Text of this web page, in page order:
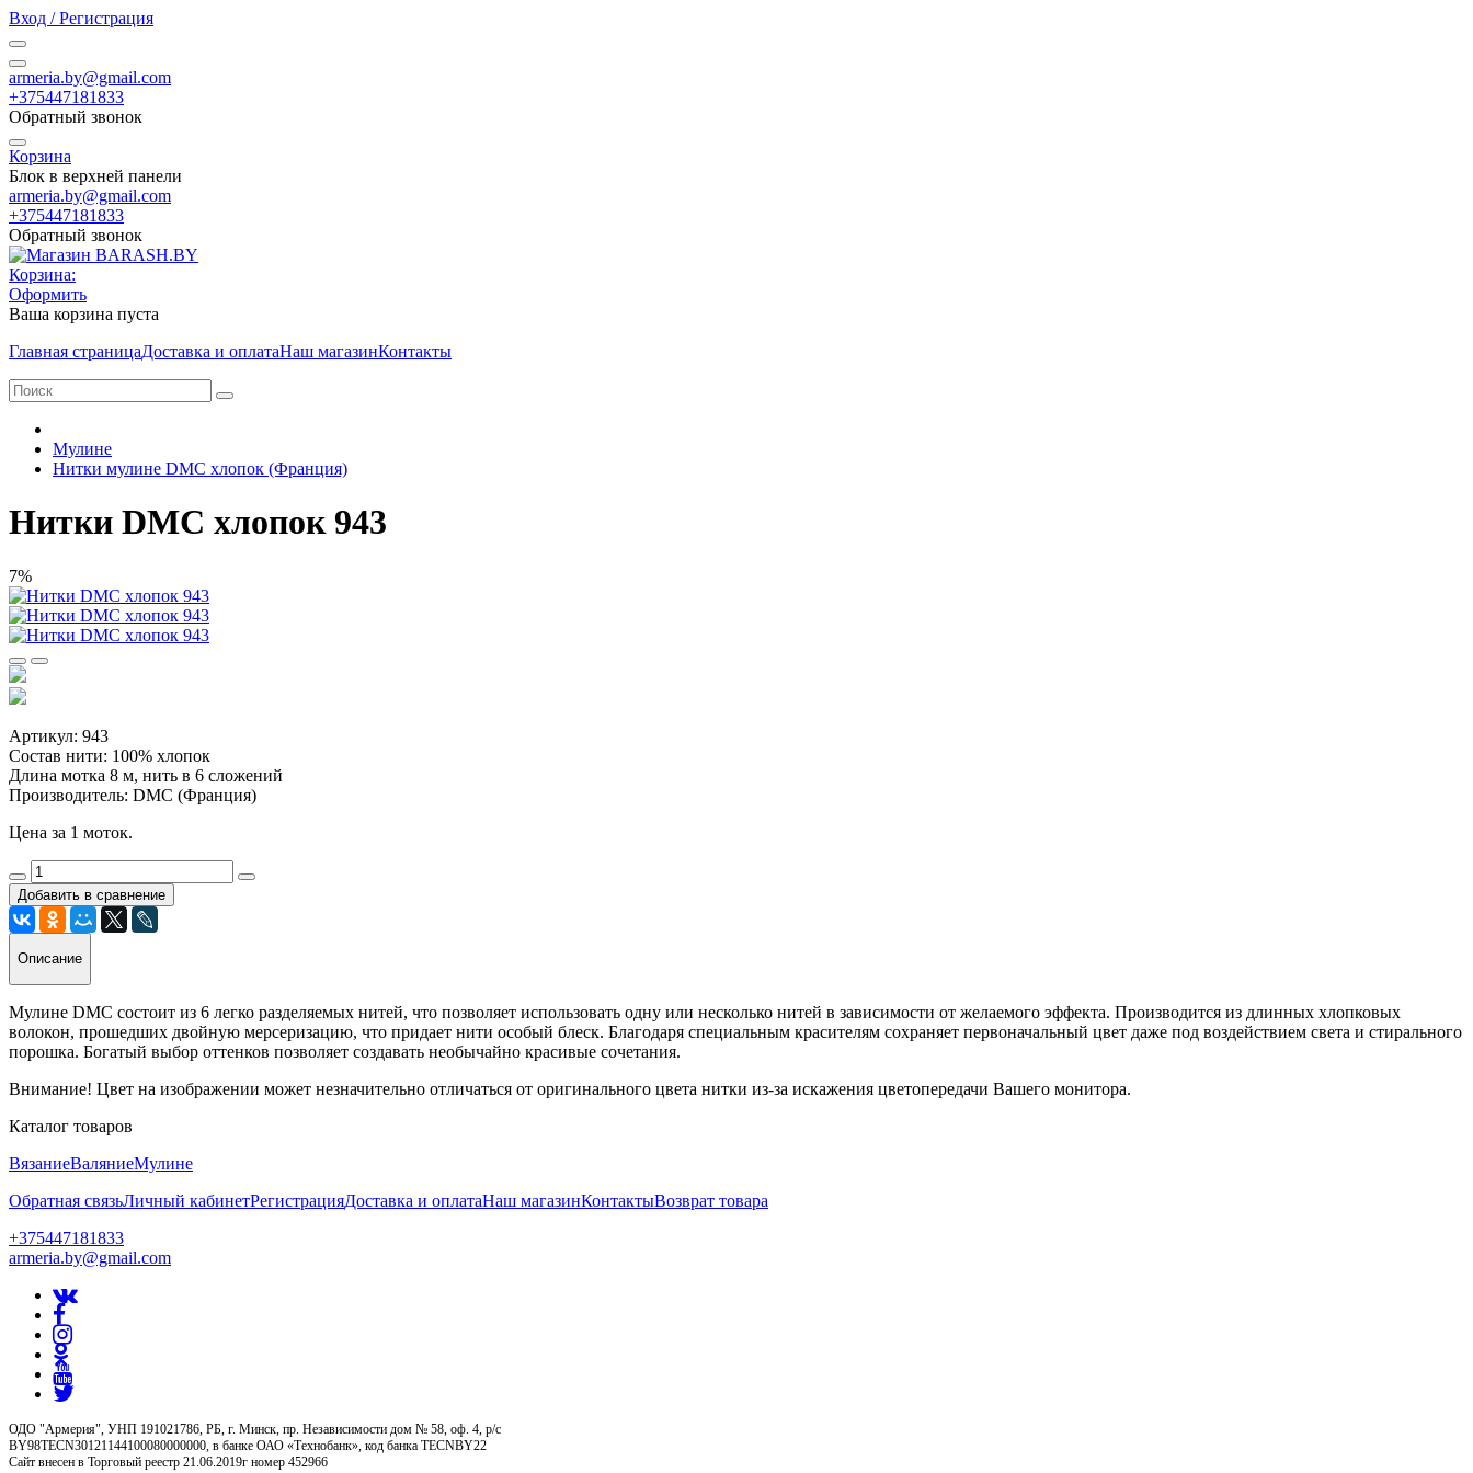
Вход / Регистрация
armeria.by@gmail.com
+375447181833
Обратный звонок
Корзина
Блок в верхней панели
armeria.by@gmail.com
+375447181833
Обратный звонок
Корзина:
Оформить
Ваша корзина пуста
Главная страницаДоставка и оплатаНаш магазинКонтакты
Мулине
Нитки мулине DMC хлопок (Франция)
Нитки DMC хлопок 943
7%
Артикул: 943
Состав нити: 100% хлопок
Длина мотка 8 м, нить в 6 сложений
Производитель: DMC (Франция)
Цена за 1 моток.
Добавить в сравнение
Описание
Мулине DMC состоит из 6 легко разделяемых нитей, что позволяет использовать одну или несколько нитей в зависимости от желаемого эффекта. Производится из длинных хлопковых
волокон, прошедших двойную мерсеризацию, что придает нити особый блеск. Благодаря специальным красителям сохраняет первоначальный цвет даже под воздействием света и стирального
порошка. Богатый выбор оттенков позволяет создавать необычайно красивые сочетания.
Внимание! Цвет на изображении может незначительно отличаться от оригинального цвета нитки из-за искажения цветопередачи Вашего монитора.
Каталог товаров
ВязаниеВаляниеМулине
Обратная связьЛичный кабинетРегистрацияДоставка и оплатаНаш магазинКонтактыВозврат товара
+375447181833
armeria.by@gmail.com
ОДО "Армерия", УНП 191021786, РБ, г. Минск, пр. Независимости дом № 58, оф. 4, р/с
BY98TECN30121144100080000000, в банке ОАО «Технобанк», код банка TECNBY22
Сайт внесен в Торговый реестр 21.06.2019г номер 452966